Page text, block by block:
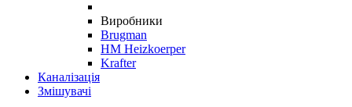
Виробники
Brugman
HM Heizkoerper
Krafter
Каналізація
Змішувачі